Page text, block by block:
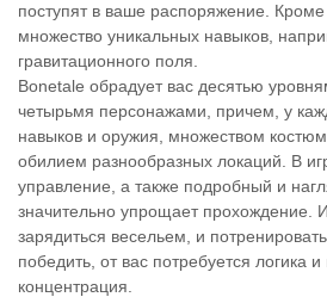
поступят в ваше распоряжение.
множество уникальных навыков,
гравитационного поля.
Bonetale обрадует вас десятью
четырьмя персонажами, причем, у
навыков и оружия, множеством
обилием разнообразных локаций. В
управление, а также подробный и
значительно упрощает прохождение.
зарядиться весельем, и
победить, от вас потребуется логика
концентрация.